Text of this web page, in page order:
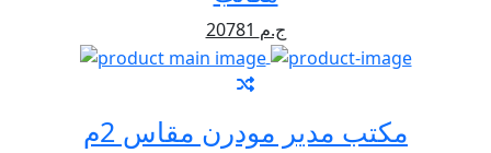
20781 ج.م
مكتب مدير مودرن مقاس 2م